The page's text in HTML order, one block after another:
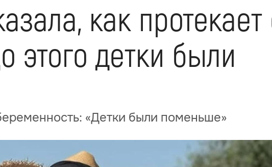
как протекает
этого детки были
«Детки были поменьше»